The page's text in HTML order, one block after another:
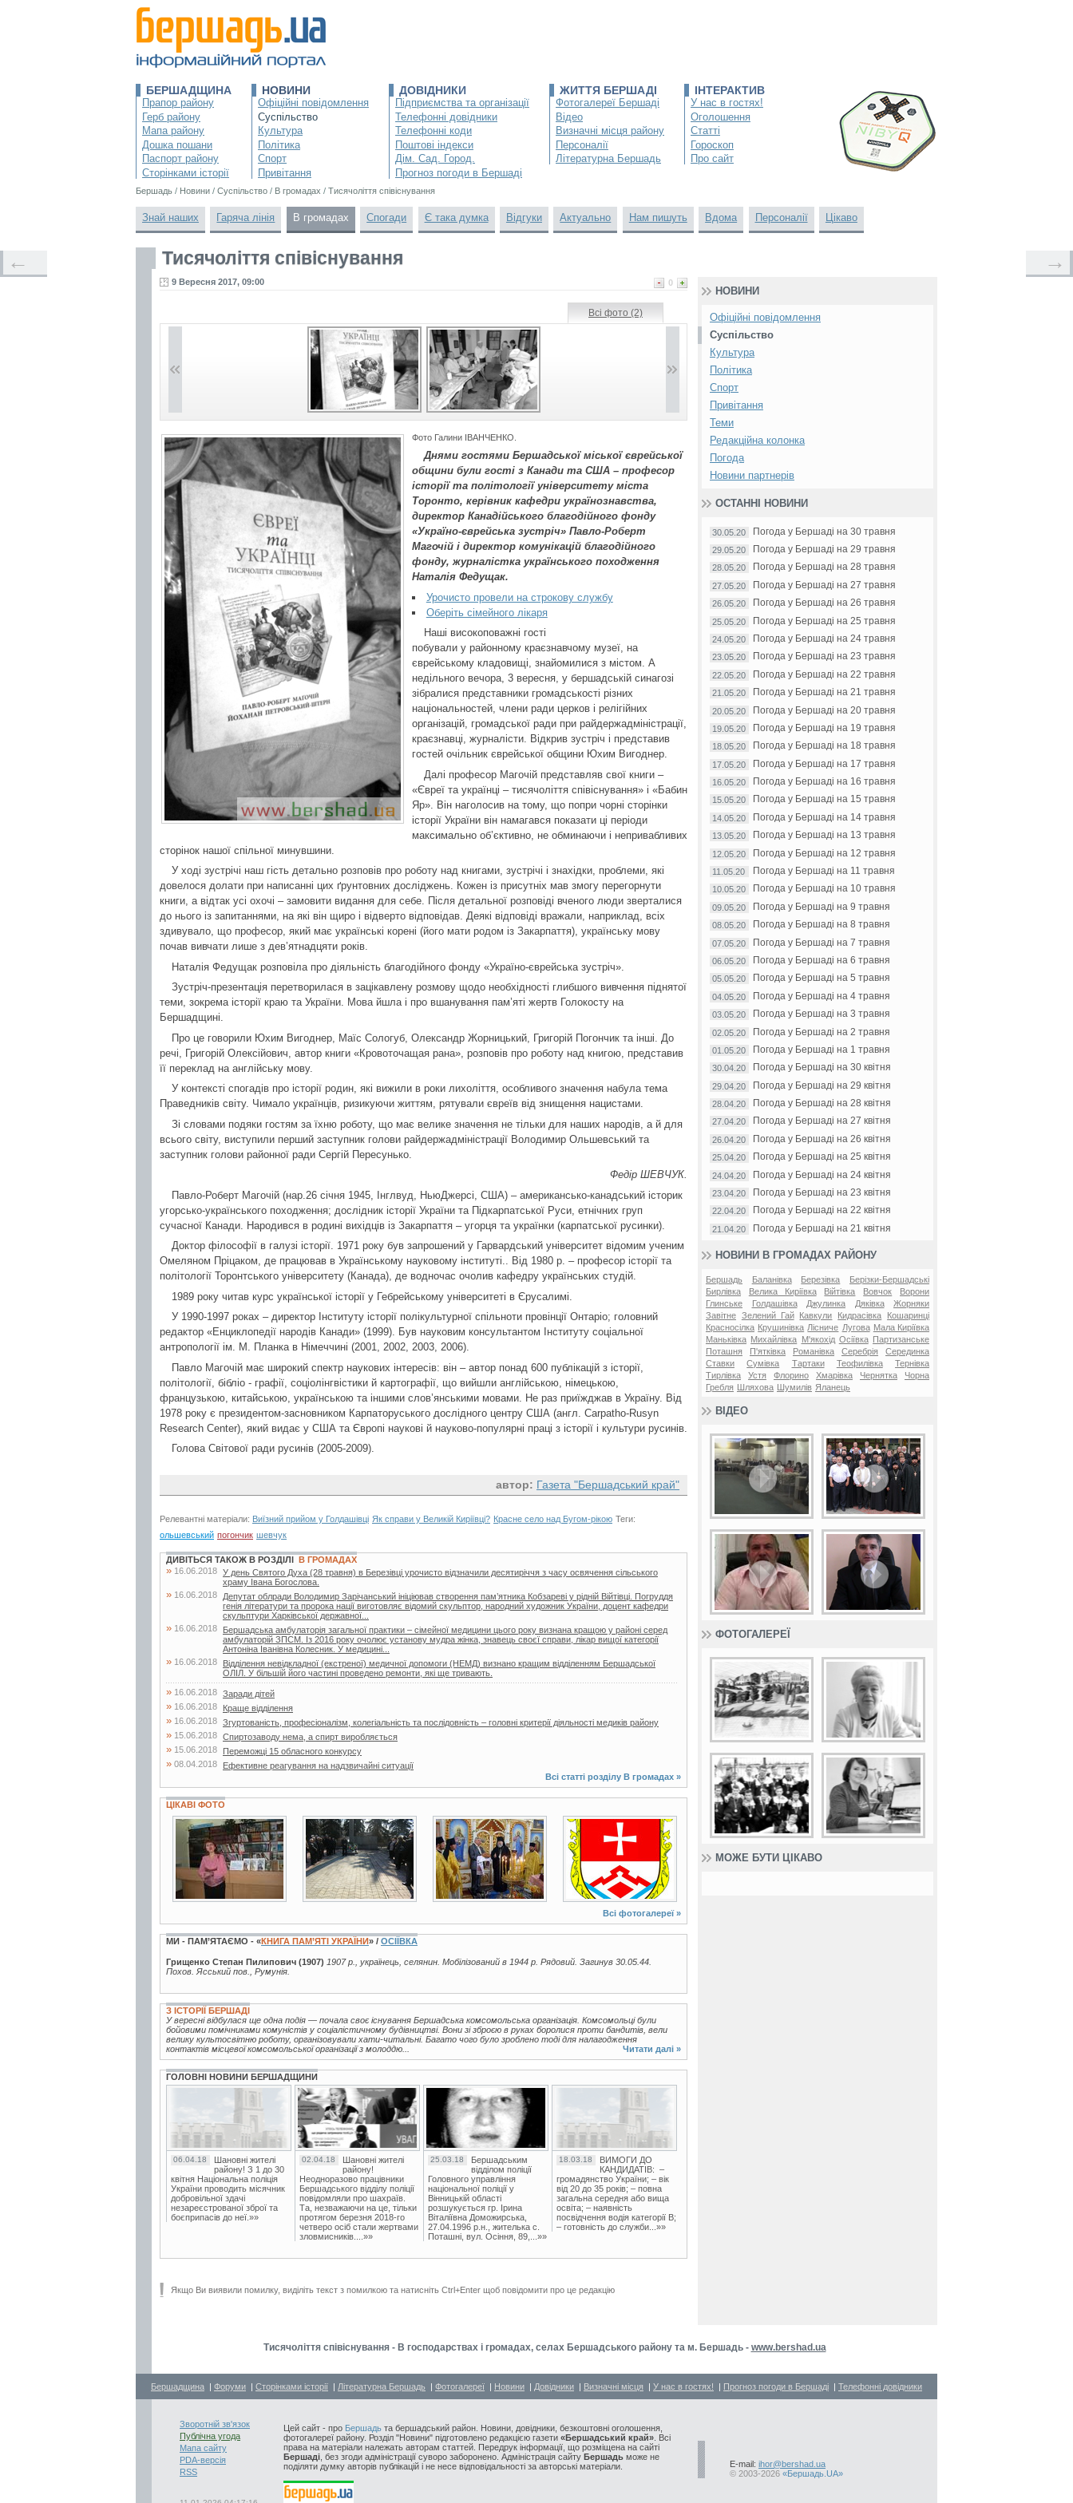
БЕРШАДЩИНА
Прапор району
Герб району
Мапа району
Дошка пошани
Паспорт району
Сторінками історії
НОВИНИ
Офіційні повідомлення
Суспільство
Культура
Політика
Спорт
Привітання
ДОВІДНИКИ
Підприємства та організації
Телефонні довідники
Телефонні коди
Поштові індекси
Дім. Сад. Город.
Прогноз погоди в Бершаді
ЖИТТЯ БЕРШАДІ
Фотогалереї Бершаді
Відео
Визначні місця району
Персоналії
Літературна Бершадь
ІНТЕРАКТИВ
У нас в гостях!
Оголошення
Статті
Гороскоп
Про сайт
Бершадь / Новини / Суспільство / В громадах / Тисячоліття співіснування
Знай наших Гаряча лінія В громадах Спогади Є така думка Відгуки Актуально Нам пишуть Вдома Персоналії Цікаво
Тисячоліття співіснування
0
9 Вересня 2017, 09:00
Всі фото (2)
Фото Галини ІВАНЧЕНКО.
Днями гостями Бершадської міської єврейської
общини були гості з Канади та США – професор
історії та політології університету міста
Торонто, керівник кафедри українознавства,
директор Канадійського благодійного фонду
«Україно-єврейська зустріч» Павло-Роберт
Магочій і директор комунікацій благодійного
фонду, журналістка українського походження
Наталія Федущак.
Урочисто провели на строкову службу
Оберіть сімейного лікаря
Наші високоповажні гості
побували у районному краєзнавчому музеї, на
єврейському кладовищі, знайомилися з містом. А
недільного вечора, 3 вересня, у бершадській синагозі
зібралися представники громадськості різних
національностей, члени ради церков і релігійних
організацій, громадської ради при райдержадміністрації,
краєзнавці, журналісти. Відкрив зустріч і представив
гостей очільник єврейської общини Юхим Вигоднер.
Далі професор Магочій представляв свої книги –
«Євреї та українці – тисячоліття співіснування» і «Бабин
Яр». Він наголосив на тому, що попри чорні сторінки
історії України він намагався показати ці періоди
максимально об’єктивно, не обминаючи і непривабливих
сторінок нашої спільної минувшини.
У ході зустрічі наш гість детально розповів про роботу над книгами, зустрічі і знахідки, проблеми, які
довелося долати при написанні цих ґрунтовних досліджень. Кожен із присутніх мав змогу перегорнути
книги, а відтак усі охочі – замовити видання для себе. Після детальної розповіді вченого люди зверталися
до нього із запитаннями, на які він щиро і відверто відповідав. Деякі відповіді вражали, наприклад, всіх
здивувало, що професор, який має українські корені (його мати родом із Закарпаття), українську мову
почав вивчати лише з дев’ятнадцяти років.
Наталія Федущак розповіла про діяльність благодійного фонду «Україно-єврейська зустріч».
Зустріч-презентація перетворилася в зацікавлену розмову щодо необхідності глибшого вивчення піднятої
теми, зокрема історії краю та України. Мова йшла і про вшанування пам’яті жертв Голокосту на
Бершадщині.
Про це говорили Юхим Вигоднер, Маїс Сологуб, Олександр Жорницький, Григорій Погончик та інші. До
речі, Григорій Олексійович, автор книги «Кровоточащая рана», розповів про роботу над книгою, представив
її переклад на англійську мову.
У контексті спогадів про історії родин, які вижили в роки лихоліття, особливого значення набула тема
Праведників світу. Чимало українців, ризикуючи життям, рятували євреїв від знищення нацистами.
Зі словами подяки гостям за їхню роботу, що має велике значення не тільки для наших народів, а й для
всього світу, виступили перший заступник голови райдержадміністрації Володимир Ольшевський та
заступник голови районної ради Сергій Пересунько.
Федір ШЕВЧУК.
Павло-Роберт Магочій (нар.26 січня 1945, Інглвуд, НьюДжерсі, США) – американсько-канадський історик
угорсько-українського походження; дослідник історії України та Підкарпатської Руси, етнічних груп
сучасної Канади. Народився в родині вихідців із Закарпаття – угорця та українки (карпатської русинки).
Доктор філософії в галузі історії. 1971 року був запрошений у Гарвардський університет відомим ученим
Омеляном Пріцаком, де працював в Українському науковому інституті.. Від 1980 р. – професор історії та
політології Торонтського університету (Канада), де водночас очолив кафедру українських студій.
1989 року читав курс української історії у Гебрейському університеті в Єрусалимі.
У 1990-1997 роках – директор Інституту історії полікультурної спільноти провінції Онтаріо; головний
редактор «Енциклопедії народів Канади» (1999). Був науковим консультантом Інституту соціальної
антропології ім. М. Планка в Німеччині (2001, 2002, 2003, 2006).
Павло Магочій має широкий спектр наукових інтересів: він – автор понад 600 публікацій з історії,
політології, бібліо - графії, соціолінгвістики й картографії, що вийшли англійською, німецькою,
французькою, китайською, українською та іншими слов’янськими мовами. Не раз приїжджав в Україну. Від
1978 року є президентом-засновником Карпаторуського дослідного центру США (англ. Carpatho-Rusyn
Research Center), який видає у США та Європі наукові й науково-популярні праці з історії і культури русинів.
Голова Світової ради русинів (2005-2009).
автор: Газета "Бершадський край"
Релевантні матеріали: Виїзний прийом у Голдашівці Як справи у Великій Киріївці? Красне село над Бугом-рікою Теги:
ольшевський погончик шевчук
← →
ДИВІТЬСЯ ТАКОЖ В РОЗДІЛІ В ГРОМАДАХ
» 16.06.2018 У день Святого Духа (28 травня) в Березівці урочисто відзначили десятиріччя з часу освячення сільського
храму Івана Богослова.
» 16.06.2018
Депутат облради Володимир Зарічанський ініціював створення пам’ятника Кобзареві у рідній Війтівці. Погруддя
генія літератури та пророка нації виготовляє відомий скульптор, народний художник України, доцент кафедри
скульптури Харківської державної...
» 16.06.2018
Бершадська амбулаторія загальної практики – сімейної медицини цього року визнана кращою у районі серед
амбулаторій ЗПСМ. Із 2016 року очолює установу мудра жінка, знавець своєї справи, лікар вищої категорії
Антоніна Іванівна Колесник. У медицині...
» 16.06.2018
Відділення невідкладної (екстреної) медичної допомоги (НЕМД) визнано кращим відділенням Бершадської
ОЛІЛ. У більшій його частині проведено ремонти, які ще тривають.
» 16.06.2018 Заради дітей
» 16.06.2018 Краще відділення
» 16.06.2018 Згуртованість, професіоналізм, колегіальність та послідовність – головні критерії діяльності медиків району
» 15.06.2018 Спиртозаводу нема, а спирт виробляється
» 15.06.2018 Переможці 15 обласного конкурсу
» 08.04.2018
Ефективне реагування на надзвичайні ситуації
Всі статті розділу В громадах »
ЦІКАВІ ФОТО
3 фото 3 фото 8 фото
Всі фотогалереї »
МИ - ПАМ’ЯТАЄМО - «КНИГА ПАМ’ЯТІ УКРАЇНИ» / ОСІЇВКА
Грищенко Степан Пилипович (1907) 1907 р., українець, селянин. Мобілізований в 1944 р. Рядовий. Загинув 30.05.44.
Похов. Ясський пов., Румунія.
З ІСТОРІЇ БЕРШАДІ
У вересні відбулася ще одна подія — почала своє існування Бершадська комсомольська організація. Комсомольці були
бойовими помічниками комуністів у соціалістичному будівництві. Вони зі зброєю в руках боролися проти бандитів, вели
велику культосвітню роботу, організовували хати-читальні. Багато чого було зроблено тоді для налагодження
контактів місцевої комсомольської організації з молоддю...
Читати далі »
ГОЛОВНІ НОВИНИ БЕРШАДЩИНИ
06.04.18
Шановні жителі
району! З 1 до 30
квітня Національна поліція
України проводить місячник
добровільної здачі
незареєстрованої зброї та
боєприпасів до неї.»»
02.04.18
Шановні жителі
району!
Неодноразово працівники
Бершадського відділу поліції
повідомляли про шахраїв.
Та, незважаючи на це, тільки
протягом березня 2018-го
четверо осіб стали жертвами
зловмисників....»»
25.03.18
Бершадським
відділом поліції
Головного управління
національної поліції у
Вінницькій області
розшукується гр. Ірина
Віталіївна Доможирська,
27.04.1996 р.н., жителька с.
Поташні, вул. Осіння, 89,...»»
18.03.18
ВИМОГИ ДО
КАНДИДАТІВ: –
громадянство України; – вік
від 20 до 35 років; – повна
загальна середня або вища
освіта; – наявність
посвідчення водія категорії В;
– готовність до служби...»»
Якщо Ви виявили помилку, виділіть текст з помилкою та натисніть Ctrl+Enter щоб повідомити про це редакцію
НОВИНИ
Офіційні повідомлення
Суспільство
Культура
Політика
Спорт
Привітання
Теми
Редакційна колонка
Погода
Новини партнерів
ОСТАННІ НОВИНИ
30.05.20 Погода у Бершаді на 30 травня
29.05.20 Погода у Бершаді на 29 травня
28.05.20 Погода у Бершаді на 28 травня
27.05.20 Погода у Бершаді на 27 травня
26.05.20 Погода у Бершаді на 26 травня
25.05.20 Погода у Бершаді на 25 травня
24.05.20 Погода у Бершаді на 24 травня
23.05.20 Погода у Бершаді на 23 травня
22.05.20 Погода у Бершаді на 22 травня
21.05.20 Погода у Бершаді на 21 травня
20.05.20 Погода у Бершаді на 20 травня
19.05.20 Погода у Бершаді на 19 травня
18.05.20 Погода у Бершаді на 18 травня
17.05.20 Погода у Бершаді на 17 травня
16.05.20 Погода у Бершаді на 16 травня
15.05.20 Погода у Бершаді на 15 травня
14.05.20 Погода у Бершаді на 14 травня
13.05.20 Погода у Бершаді на 13 травня
12.05.20 Погода у Бершаді на 12 травня
11.05.20 Погода у Бершаді на 11 травня
10.05.20 Погода у Бершаді на 10 травня
09.05.20 Погода у Бершаді на 9 травня
08.05.20 Погода у Бершаді на 8 травня
07.05.20 Погода у Бершаді на 7 травня
06.05.20 Погода у Бершаді на 6 травня
05.05.20 Погода у Бершаді на 5 травня
04.05.20 Погода у Бершаді на 4 травня
03.05.20 Погода у Бершаді на 3 травня
02.05.20 Погода у Бершаді на 2 травня
01.05.20 Погода у Бершаді на 1 травня
30.04.20 Погода у Бершаді на 30 квітня
29.04.20 Погода у Бершаді на 29 квітня
28.04.20 Погода у Бершаді на 28 квітня
27.04.20 Погода у Бершаді на 27 квітня
26.04.20 Погода у Бершаді на 26 квітня
25.04.20 Погода у Бершаді на 25 квітня
24.04.20 Погода у Бершаді на 24 квітня
23.04.20 Погода у Бершаді на 23 квітня
22.04.20 Погода у Бершаді на 22 квітня
21.04.20 Погода у Бершаді на 21 квітня
НОВИНИ В ГРОМАДАХ РАЙОНУ
Бершадь Баланівка Березівка
Берізки-Бершадські
Бирлівка
Велика Киріївка Війтівка Вовчок
Ворони
Глинське
Голдашівка Джулинка Дяківка
Жорняки
Завітне Зелений Гай Кавкули Кидрасівка
Кошаринці
Красносілка Крушинівка Лісниче Лугова Мала Киріївка
Маньківка Михайлівка М'якохід Осіївка
Партизанське
Поташня
П'ятківка Романівка Серебрія
Серединка
Ставки
Сумівка Тартаки Теофилівка
Тернівка
Тирлівка
Устя Флорино Хмарівка Чернятка
Чорна
Гребля
Шляхова Шумилів Яланець
ВІДЕО
ФОТОГАЛЕРЕЇ
МОЖЕ БУТИ ЦІКАВО
Тисячоліття співіснування - В господарствах і громадах, селах Бершадського району та м. Бершадь - www.bershad.ua
Бершадщина | Форуми | Сторінками історії | Літературна Бершадь | Фотогалереї | Новини | Довідники | Визначні місця | У нас в гостях! | Прогноз погоди в Бершаді | Телефонні довідники
Зворотній зв'язок
Публічна угода
Мапа сайту
PDA-версія
RSS
Цей сайт - про Бершадь та бершадський район. Новини, довідники, безкоштовні оголошення,
фотогалереї району. Розділ "Новини" підготовлено редакцією газети «Бершадський край» . Всі
права на матеріали належать авторам статтей. Передрук інформації, що розміщена на сайті
Бершаді , без згоди адміністрації суворо заборонено. Адміністрація сайту Бершадь може не
поділяти думку авторів публікацій і не несе відповідальності за авторські матеріали.
E-mail: ihor@bershad.ua
© 2003-2026 «Бершадь.UA»